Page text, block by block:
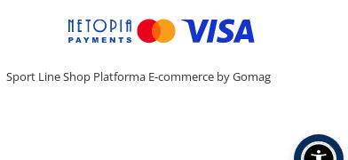
Sport Line Shop Platforma E-commerce by Gomag